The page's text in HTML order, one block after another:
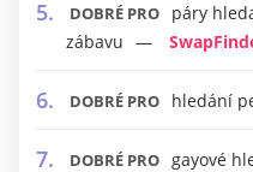
DOBRÉ PRO
páry
zábavu
DOBRÉ PRO hledání
DOBRÉ PRO gayové